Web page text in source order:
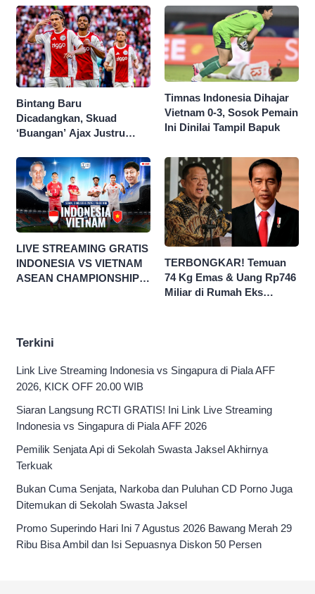
2026
Bintang Baru
Dicadangkan, Skuad
‘Buangan’ Ajax Justru
Timnas Indonesia Dihajar
Vietnam 0-3, Sosok Pemain
Ini Dinilai Tampil Bapuk
LIVE STREAMING GRATIS
INDONESIA VS VIETNAM
ASEAN CHAMPIONSHIP
TERBONGKAR! Temuan
74 Kg Emas & Uang Rp746
Miliar di Rumah Eks
Terkini
Link Live Streaming Indonesia vs Singapura di Piala AFF
2026, KICK OFF 20.00 WIB
Siaran Langsung RCTI GRATIS! Ini Link Live Streaming
Indonesia vs Singapura di Piala AFF 2026
Pemilik Senjata Api di Sekolah Swasta Jaksel Akhirnya
Terkuak
Bukan Cuma Senjata, Narkoba dan Puluhan CD Porno Juga
Ditemukan di Sekolah Swasta Jaksel
Promo Superindo Hari Ini 7 Agustus 2026 Bawang Merah 29
Ribu Bisa Ambil dan Isi Sepuasnya Diskon 50 Persen